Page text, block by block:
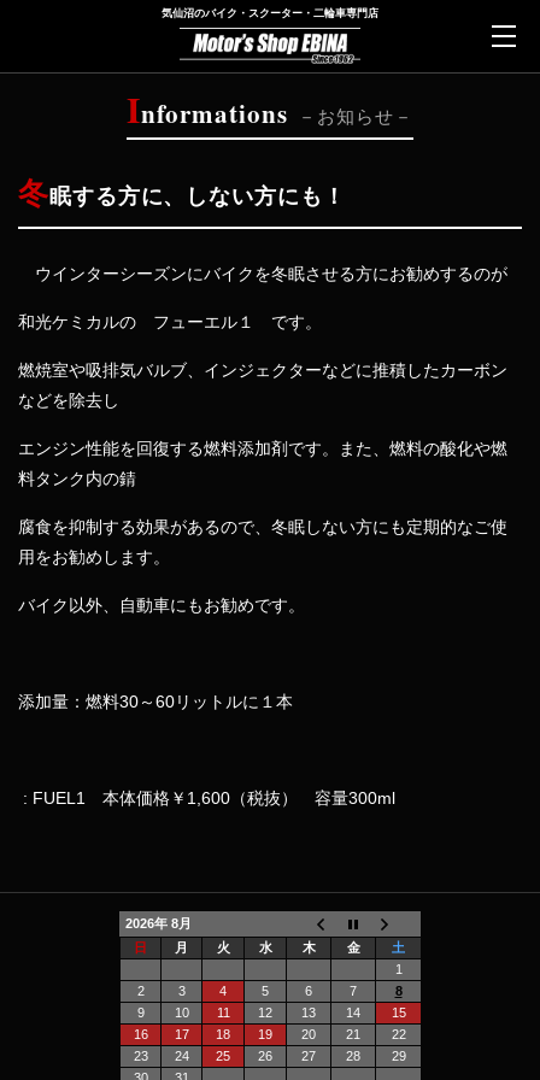
気仙沼のバイク・スクーター・二輪車専門店
Informations お知らせ
冬眠する方に、しない方にも！
ウインターシーズンにバイクを冬眠させる方にお勧めするのが
和光ケミカルの フューエル１ です。
燃焼室や吸排気バルブ、インジェクターなどに推積したカーボン
などを除去し
エンジン性能を回復する燃料添加剤です。また、燃料の酸化や燃
料タンク内の錆
腐食を抑制する効果があるので、冬眠しない方にも定期的なご使
用をお勧めします。
バイク以外、自動車にもお勧めです。
添加量：燃料30～60リットルに１本
: FUEL1 本体価格￥1,600（税抜） 容量300ml
2026年 8月
日
月 火 水 木 金
土
1
2
3 4 5 6 7
8
9
10 11 12 13 14
15
16
17 18 19 20 21
22
23
24 25 26 27 28
29